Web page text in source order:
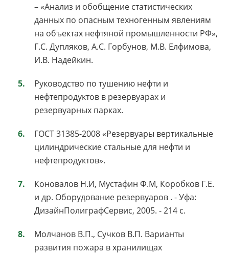
– «Анализ и обобщение статистических
данных по опасным техногенным явлениям
на объектах нефтяной промышленности РФ»,
Г.С. Дупляков, А.С. Горбунов, М.В. Елфимова,
И.В. Надейкин.
Руководство по тушению нефти и
нефтепродуктов в резервуарах и
резервуарных парках.
ГОСТ 31385-2008 «Резервуары вертикальные
цилиндрические стальные для нефти и
нефтепродуктов».
Коновалов Н.И, Мустафин Ф.М, Коробков Г.Е.
и др. Оборудование резервуаров . - Уфа:
ДизайнПолиграфСервис, 2005. - 214 с.
Молчанов В.П., Сучков В.П. Варианты
развития пожара в хранилищах